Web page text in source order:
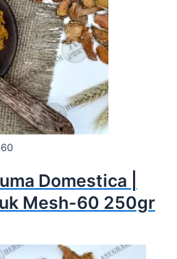
Domestica |
Mesh-60 250gr